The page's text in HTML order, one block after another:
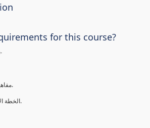
for this course?
نتعرف في
مفاهيم الرؤية والرسالة والأهداف.
الخطة الإستراتيجية والخطة التنفيذية.